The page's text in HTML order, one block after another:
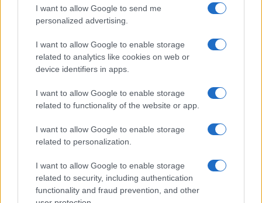
I want to allow Google to send me
personalized advertising.
I want to allow Google to enable storage
related to analytics like cookies on web or
device identifiers in apps.
I want to allow Google to enable storage
related to functionality of the website or app.
I want to allow Google to enable storage
related to personalization.
I want to allow Google to enable storage
related to security, including authentication
functionality and fraud prevention, and other
Come riconoscere e risolvere i problemi della lavanda
Beatrice Bonaventura · 6 Ago 2026
BENESSERE